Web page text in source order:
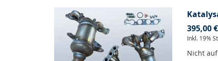
395,00 €
Inkl. 19%
Nicht